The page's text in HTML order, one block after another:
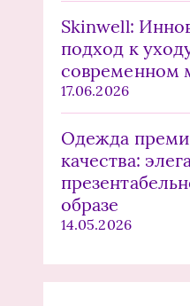
Skinwell:
подход к
современном
17.06.2026
Одежда
качества:
образе
14.05.2026